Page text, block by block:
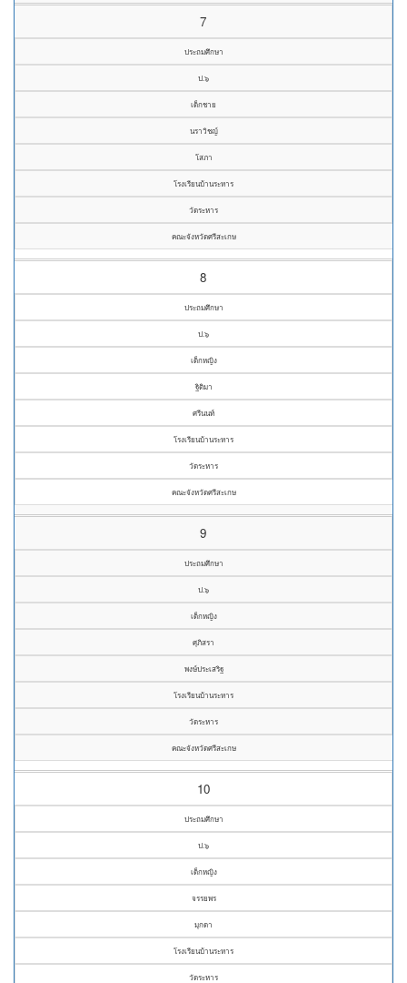
7
ประถมศึกษา
ป.๖
เด็กชาย
นราวิชญ์
โสภา
โรงเรียนบ้านระหาร
วัดระหาร
คณะจังหวัดศรีสะเกษ
8
ประถมศึกษา
ป.๖
เด็กหญิง
ฐิติมา
ศรีนนท์
โรงเรียนบ้านระหาร
วัดระหาร
คณะจังหวัดศรีสะเกษ
9
ประถมศึกษา
ป.๖
เด็กหญิง
ศุภิสรา
พงษ์ประเสริฐ
โรงเรียนบ้านระหาร
วัดระหาร
คณะจังหวัดศรีสะเกษ
10
ประถมศึกษา
ป.๖
เด็กหญิง
จรรยพร
มุกดา
โรงเรียนบ้านระหาร
วัดระหาร